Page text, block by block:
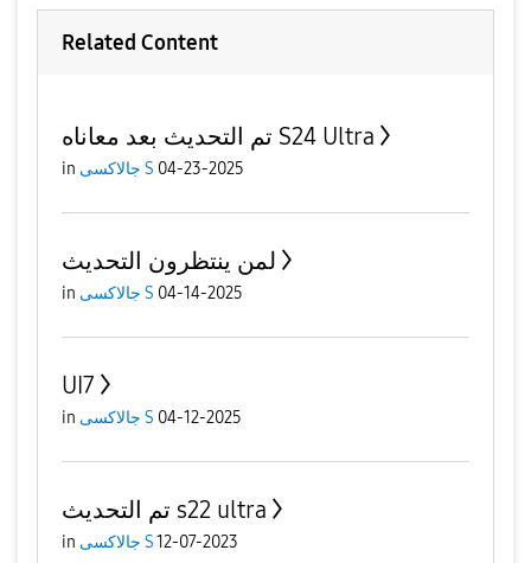
Related Content
تم التحديث بعد معاناه S24 Ultra
in جالاكسى S 04-23-2025
لمن ينتظرون التحديث
in جالاكسى S 04-14-2025
UI7
in جالاكسى S 04-12-2025
تم التحديث s22 ultra
in جالاكسى S12-07-2023